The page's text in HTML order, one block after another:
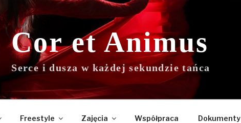
Cor et Animus
Serce i dusza w każdej sekundzie tańca
Freestyle Zajęcia Współpraca Dokumenty